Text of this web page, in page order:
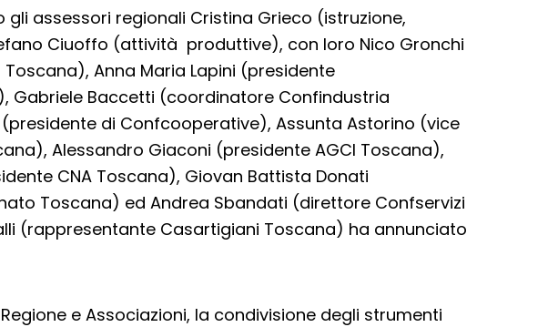
assessori regionali Cristina Grieco (istruzione,
Ciuoffo (attività produttive), con loro Nico Gronchi
Anna Maria Lapini (presidente
Gabriele Baccetti (coordinatore Confindustria
di Confcooperative), Assunta Astorino (vice
Alessandro Giaconi (presidente AGCI Toscana),
CNA Toscana), Giovan Battista Donati
Toscana) ed Andrea Sbandati (direttore Confservizi
(rappresentante Casartigiani Toscana) ha annunciato
e Associazioni, la condivisione degli strumenti